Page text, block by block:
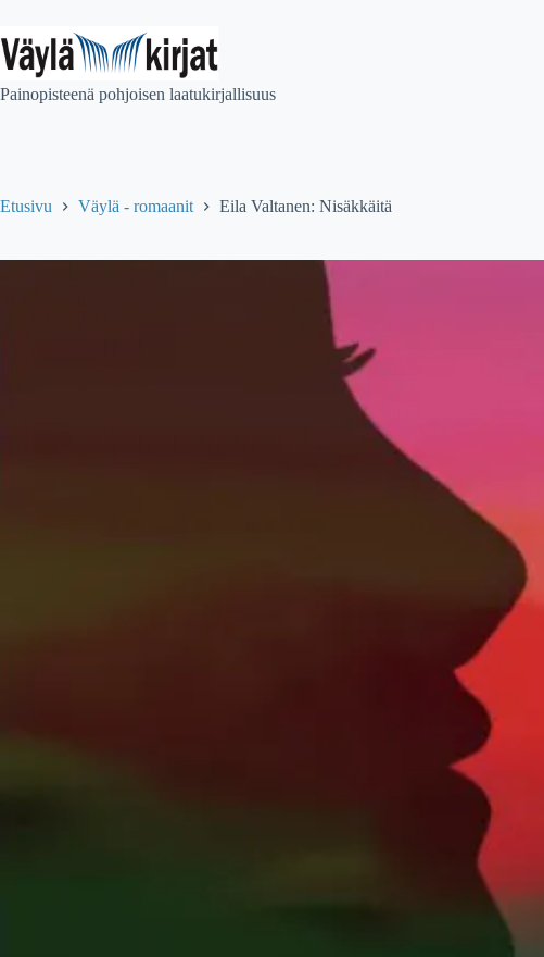
content
Painopisteenä pohjoisen laatukirjallisuus
Etusivu Väylä - romaanit Eila Valtanen: Nisäkkäitä